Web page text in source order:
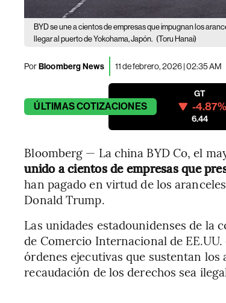
BYD se une a cientos de empresas que impugnan los
llegar al puerto de Yokohama, Japón. (Toru Hanai)
PorBloomberg News 11 de febrero, 2026 | 02:35 AM
ÚLTIMASCOTIZACIONES
GT
-4.87%
6.44
Bloomberg — La china BYD Co, el
unido a cientos de empresas que
han pagado en virtud de los
Donald Trump.
Las unidades estadounidenses de la
de Comercio Internacional de
órdenes ejecutivas que sustentan los
recaudación de los derechos sea